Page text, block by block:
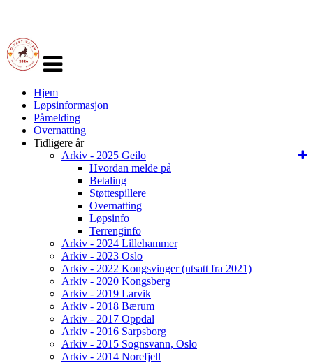
navigasjon
Hjem
Løpsinformasjon
Påmelding
Overnatting
Tidligere år
Arkiv - 2025 Geilo
Hvordan melde på
Betaling
Støttespillere
Overnatting
Løpsinfo
Terrenginfo
Arkiv - 2024 Lillehammer
Arkiv - 2023 Oslo
Arkiv - 2022 Kongsvinger (utsatt fra 2021)
Arkiv - 2020 Kongsberg
Arkiv - 2019 Larvik
Arkiv - 2018 Bærum
Arkiv - 2017 Oppdal
Arkiv - 2016 Sarpsborg
Arkiv - 2015 Sognsvann, Oslo
Arkiv - 2014 Norefjell